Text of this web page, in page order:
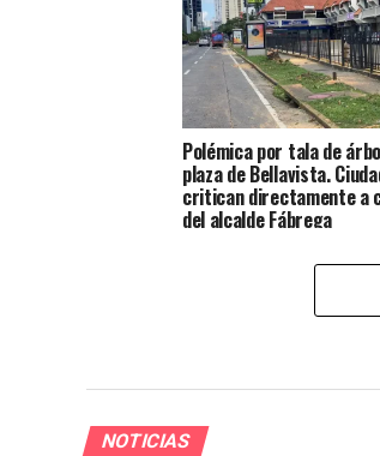
Polémica por tala de
plaza de Bellavista.
critican directamente a
del alcalde Fábrega
NOTICIAS